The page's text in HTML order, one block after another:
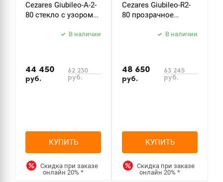
Cezares Giubileo-A-2-
80 стекло с узором
В наличии
44 450
руб.
62 230
руб.
КУПИТЬ
Скидка при заказе
онлайн20%*
Cezares Giubileo-R2-
80 прозрачное
В наличии
48 650
руб.
63 245
руб.
КУПИТЬ
Скидка при заказе
онлайн20%*